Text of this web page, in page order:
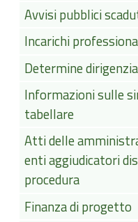
Avvisi pubblici
Incarichi
Determine
Informazioni sulle
tabellare
Atti delle
enti aggiudicatori
procedura
Finanza di progetto